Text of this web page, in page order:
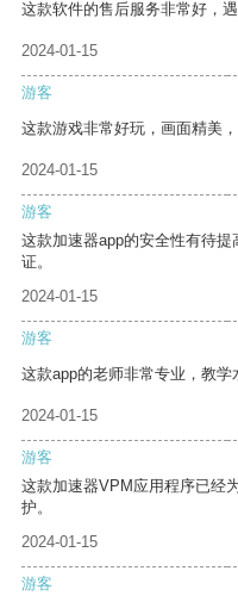
这款软件的售后服务非常好，
2024-01-15
游客
这款游戏非常好玩，画面精美，
2024-01-15
游客
这款加速器app的安全性有待
证。
2024-01-15
游客
这款app的老师非常专业，教学
2024-01-15
游客
这款加速器VPM应用程序已经
护。
2024-01-15
游客